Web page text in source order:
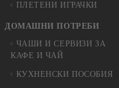
ПЛЕТЕНИ ИГРАЧКИ
ДОМАШНИ ПОТРЕБИ
ЧАШИ И СЕРВИЗИ ЗА
КАФЕ И ЧАЙ
КУХНЕНСКИ ПОСОБИЯ